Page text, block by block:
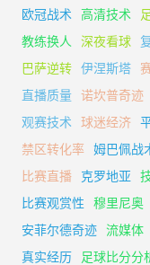
欧冠战术
高清技术
教练换人
深夜看球
巴萨逆转
伊涅斯塔
直播质量
诺坎普奇迹
观赛技术
球迷经济
禁区转化率
姆巴佩战
比赛直播
克罗地亚
比赛观赏性
穆里尼奥
安菲尔德奇迹
流媒体
真实经历
足球比分分